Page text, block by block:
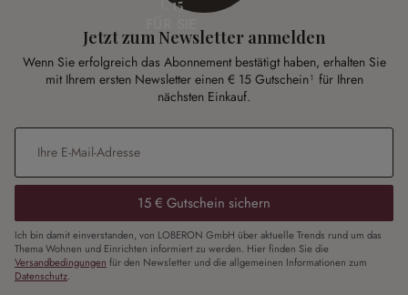
€ 15
Jetzt zum Newsletter anmelden
Wenn Sie erfolgreich das Abonnement bestätigt haben, erhalten Sie
mit Ihrem ersten Newsletter einen € 15 Gutschein¹ für Ihren
nächsten Einkauf.
E-Mail-Adresse*
15 € Gutschein sichern
Ich bin damit einverstanden, von LOBERON GmbH über aktuelle Trends rund um das
Thema Wohnen und Einrichten informiert zu werden. Hier finden Sie die
Versandbedingungen für den Newsletter und die allgemeinen Informationen zum
Datenschutz.